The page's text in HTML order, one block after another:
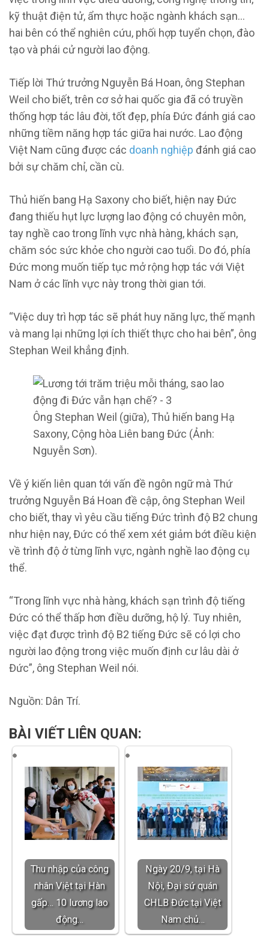
kỹ thuật điện tử, ẩm thực hoặc ngành khách sạn…
hai bên có thể nghiên cứu, phối hợp tuyển chọn, đào
tạo và phái cử người lao động.
Tiếp lời Thứ trưởng Nguyễn Bá Hoan, ông Stephan
Weil cho biết, trên cơ sở hai quốc gia đã có truyền
thống hợp tác lâu đời, tốt đẹp, phía Đức đánh giá cao
những tiềm năng hợp tác giữa hai nước. Lao động
Việt Nam cũng được các doanh nghiệp đánh giá cao
bởi sự chăm chỉ, cần cù.
Thủ hiến bang Hạ Saxony cho biết, hiện nay Đức
đang thiếu hụt lực lượng lao động có chuyên môn,
tay nghề cao trong lĩnh vực nhà hàng, khách sạn,
chăm sóc sức khỏe cho người cao tuổi. Do đó, phía
Đức mong muốn tiếp tục mở rộng hợp tác với Việt
Nam ở các lĩnh vực này trong thời gian tới.
“Việc duy trì hợp tác sẽ phát huy năng lực, thế mạnh
và mang lại những lợi ích thiết thực cho hai bên”, ông
Stephan Weil khẳng định.
Ông Stephan Weil (giữa), Thủ hiến bang Hạ
Saxony, Cộng hòa Liên bang Đức (Ảnh:
Nguyễn Sơn).
Về ý kiến liên quan tới vấn đề ngôn ngữ mà Thứ
trưởng Nguyễn Bá Hoan đề cập, ông Stephan Weil
cho biết, thay vì yêu cầu tiếng Đức trình độ B2 chung
như hiện nay, Đức có thể xem xét giảm bớt điều kiện
về trình độ ở từng lĩnh vực, ngành nghề lao động cụ
thể.
“Trong lĩnh vực nhà hàng, khách sạn trình độ tiếng
Đức có thể thấp hơn điều dưỡng, hộ lý. Tuy nhiên,
việc đạt được trình độ B2 tiếng Đức sẽ có lợi cho
người lao động trong việc muốn định cư lâu dài ở
Đức”, ông Stephan Weil nói.
Nguồn: Dân Trí.
BÀI VIẾT LIÊN QUAN:
Thu nhập của công
nhân Việt tại Hàn
gấp… 10 lương lao
động…
Ngày 20/9, tại Hà
Nội, Đại sứ quán
CHLB Đức tại Việt
Nam chủ…